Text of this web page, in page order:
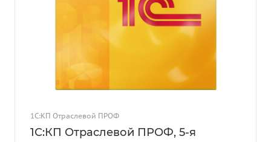
1С:КП Отраслевой ПРОФ
1С:КП Отраслевой ПРОФ, 5-я